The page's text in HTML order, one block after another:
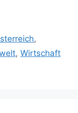
,
, Wirtschaft